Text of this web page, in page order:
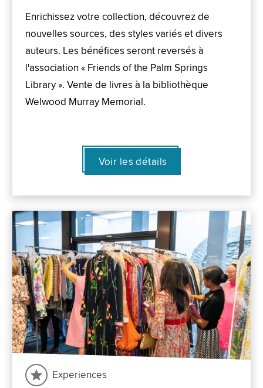
Enrichissez votre collection, découvrez de
nouvelles sources, des styles variés et divers
auteurs. Les bénéfices seront reversés à
l'association « Friends of the Palm Springs
Library ». Vente de livres à la bibliothèque
Welwood Murray Memorial.
Voir les détails
Experiences